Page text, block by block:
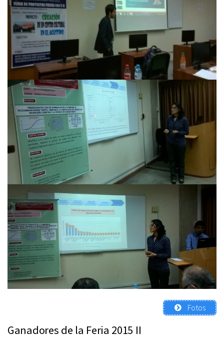
Fotos
Ganadores de la Feria 2015 II